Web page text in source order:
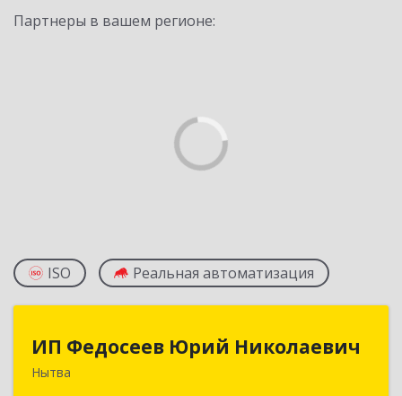
Партнеры в вашем регионе:
ISO Реальная автоматизация
ИП Федосеев Юрий Николаевич
Нытва
ИП Федосеев Юрий Николаевич